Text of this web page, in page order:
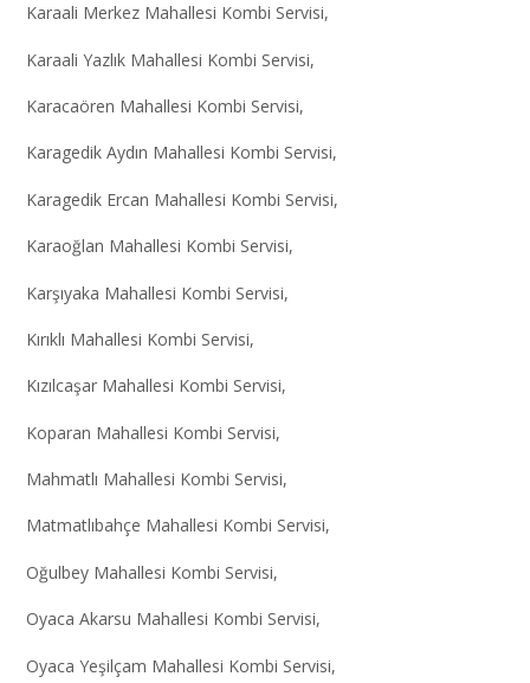
Karaali Merkez Mahallesi Kombi Servisi,
Karaali Yazlık Mahallesi Kombi Servisi,
Karacaören Mahallesi Kombi Servisi,
Karagedik Aydın Mahallesi Kombi Servisi,
Karagedik Ercan Mahallesi Kombi Servisi,
Karaoğlan Mahallesi Kombi Servisi,
Karşıyaka Mahallesi Kombi Servisi,
Kırıklı Mahallesi Kombi Servisi,
Kızılcaşar Mahallesi Kombi Servisi,
Koparan Mahallesi Kombi Servisi,
Mahmatlı Mahallesi Kombi Servisi,
Matmatlıbahçe Mahallesi Kombi Servisi,
Oğulbey Mahallesi Kombi Servisi,
Oyaca Akarsu Mahallesi Kombi Servisi,
Oyaca Yeşilçam Mahallesi Kombi Servisi,